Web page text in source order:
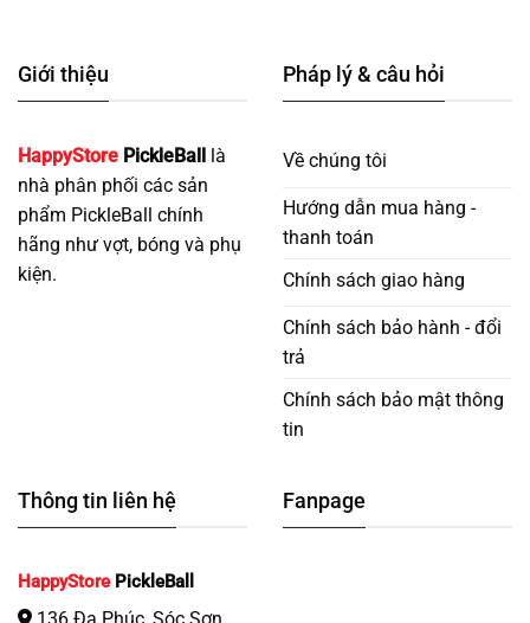
Giới thiệu
HappyStore PickleBall là
nhà phân phối các sản
phẩm PickleBall chính
hãng như vợt, bóng và phụ
kiện.
Pháp lý & câu hỏi
Về chúng tôi
Hướng dẫn mua hàng -
thanh toán
Chính sách giao hàng
Chính sách bảo hành - đổi
trả
Chính sách bảo mật thông
tin
Thông tin liên hệ
HappyStorePickleBall
Fanpage